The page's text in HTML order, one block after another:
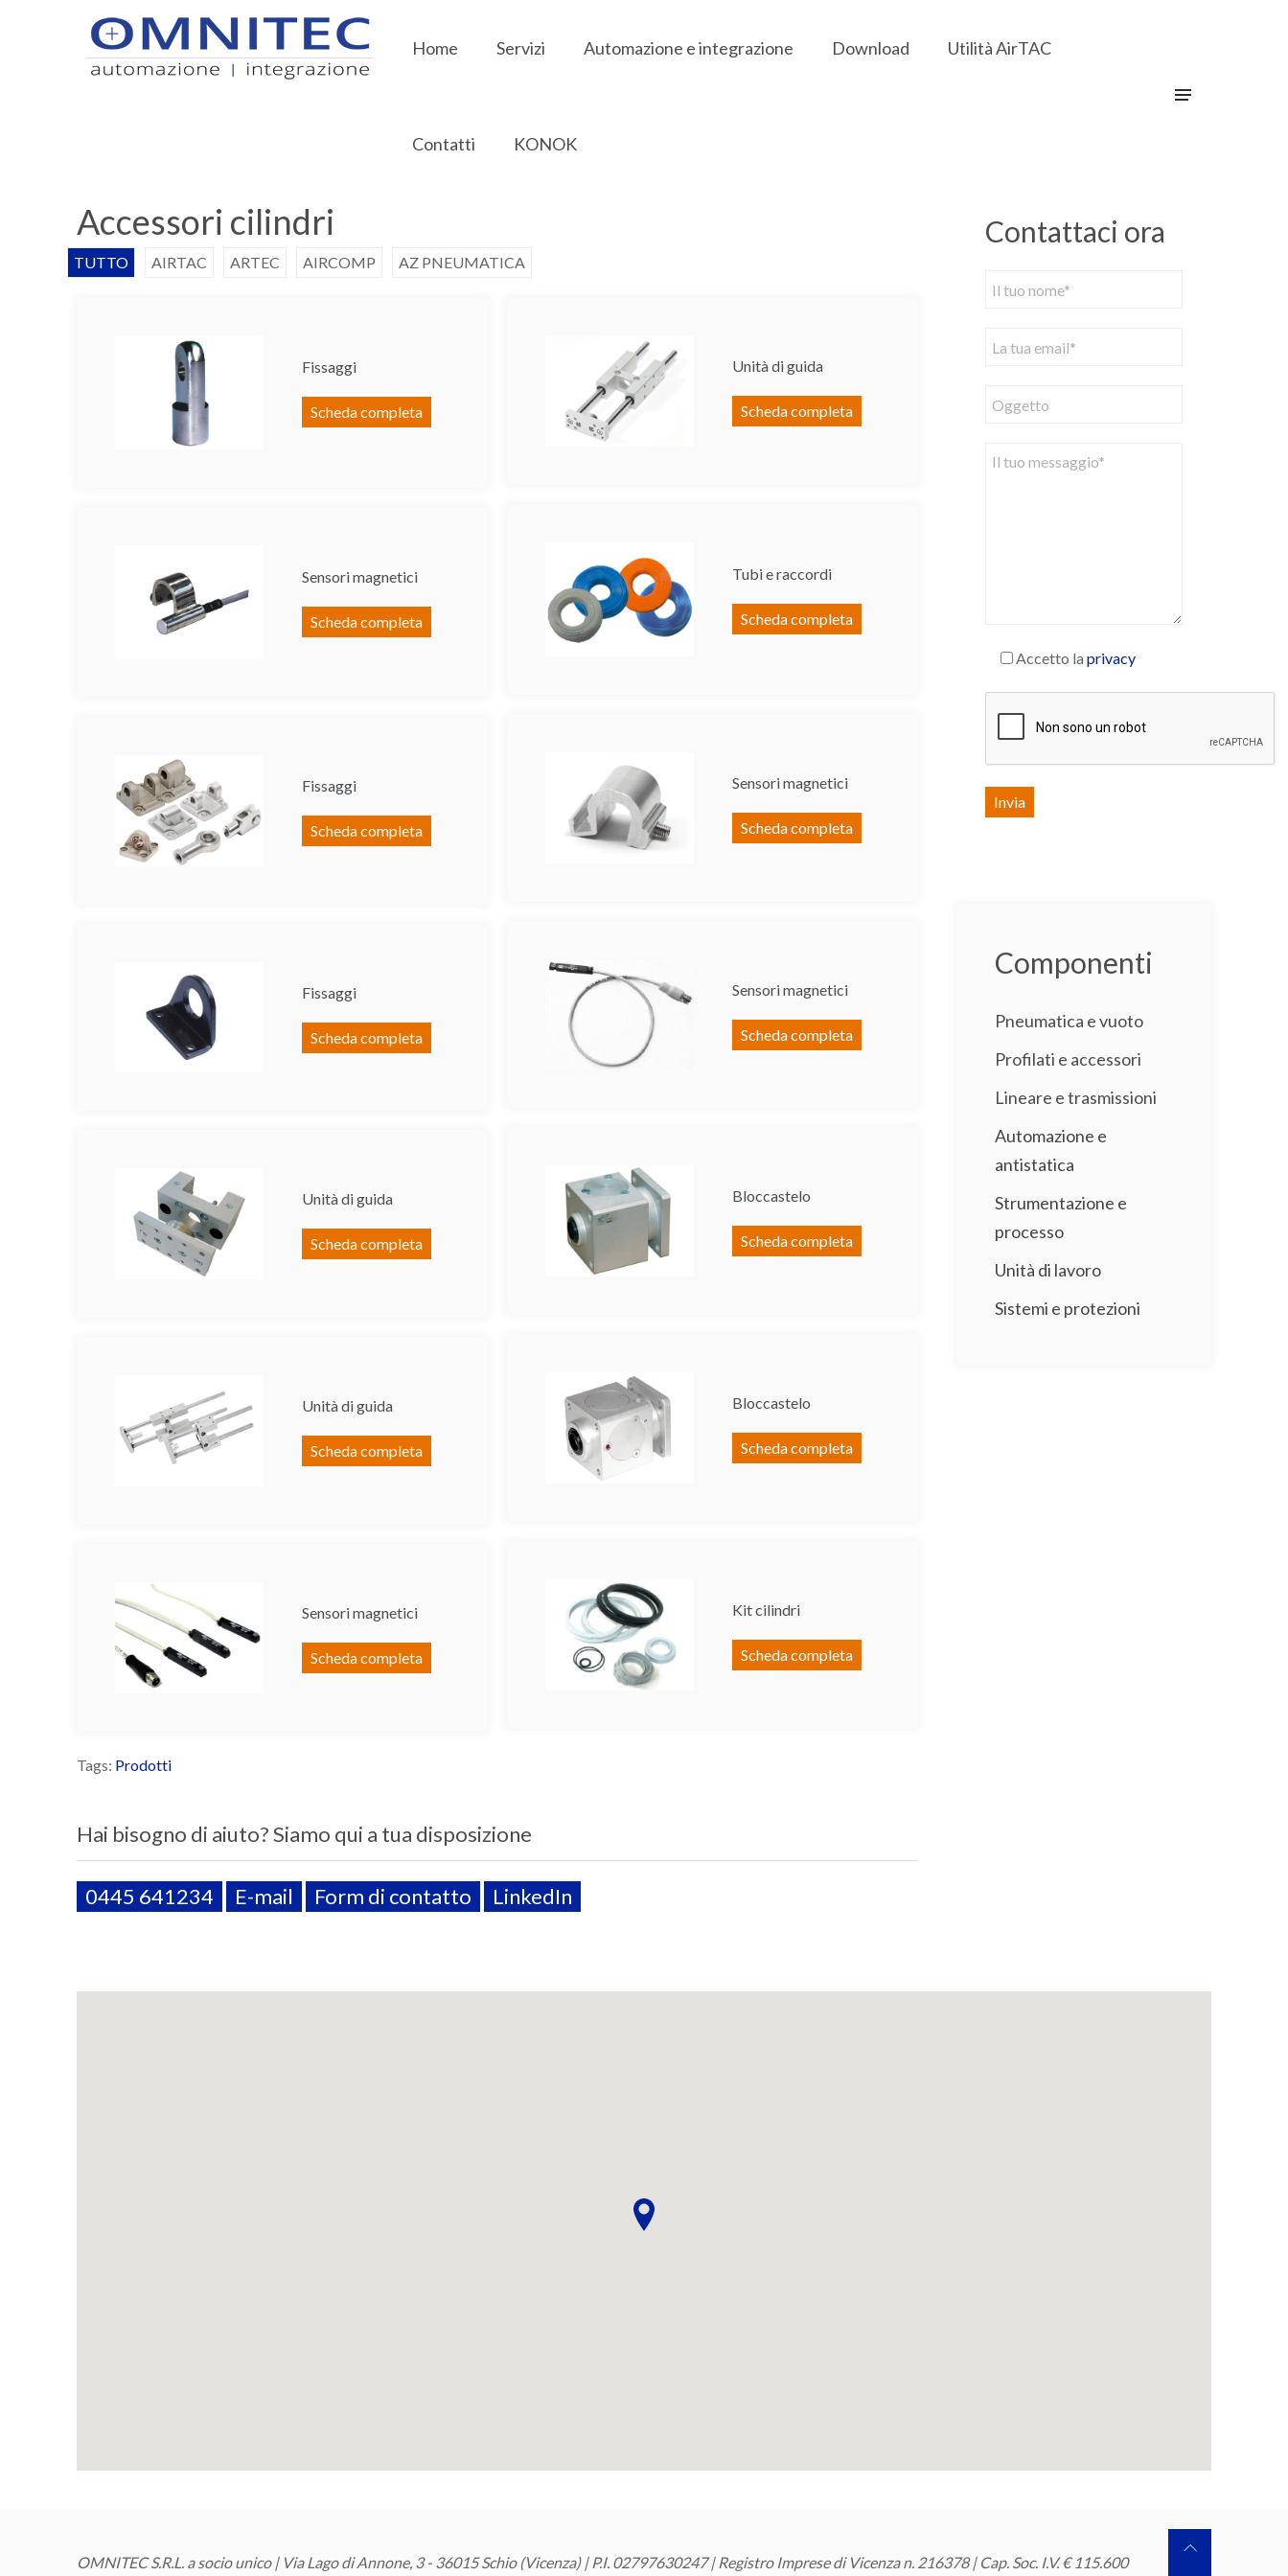
Home Servizi Automazione e integrazione Download Utilità AirTAC
Contatti KONOK
Accessori cilindri
Accessori cilindri
TUTTO AIRTAC ARTEC AIRCOMP AZ PNEUMATICA
Fissaggi
Scheda completa
Unità di guida
Scheda completa
Sensori magnetici
Scheda completa
Tubi e raccordi
Scheda completa
Fissaggi
Scheda completa
Sensori magnetici
Scheda completa
Fissaggi
Scheda completa
Sensori magnetici
Scheda completa
Unità di guida
Scheda completa
Bloccastelo
Scheda completa
Unità di guida
Scheda completa
Bloccastelo
Scheda completa
Sensori magnetici
Scheda completa
Kit cilindri
Scheda completa
Tags: Prodotti
Hai bisogno di aiuto? Siamo qui a tua disposizione
0445 641234 E-mail Form di contatto LinkedIn
Contattaci ora
Accetto la privacy
Componenti
Pneumatica e vuoto
Profilati e accessori
Lineare e trasmissioni
Automazione e
antistatica
Strumentazione e
processo
Unità di lavoro
Sistemi e protezioni
OMNITEC S.R.L. a socio unico | Via Lago di Annone, 3 - 36015 Schio (Vicenza) | P.I. 02797630247 | Registro Imprese di Vicenza n. 216378 | Cap. Soc. I.V. € 115.600